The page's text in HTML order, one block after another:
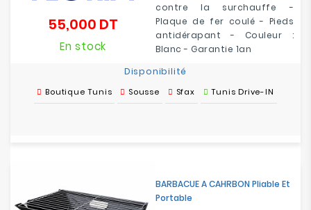
contre la surchauffe -
Plaque de fer coulé - Pieds
antidérapant - Couleur :
Blanc - Garantie 1an
55,000 DT
En stock
Disponibilité
Boutique Tunis Sousse Sfax Tunis Drive-IN
BARBACUE A CAHRBON Pliable Et
Portable